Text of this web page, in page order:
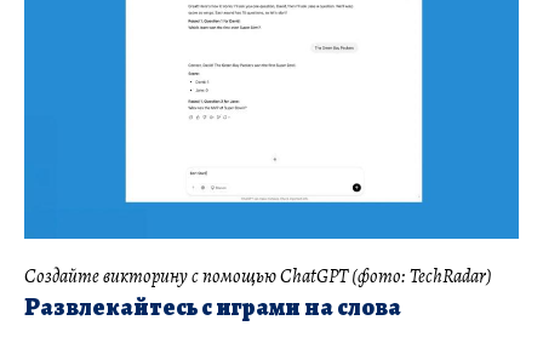
Создайте викторину с помощью ChatGPT (фото: TechRadar)
Развлекайтесь с играми на слова